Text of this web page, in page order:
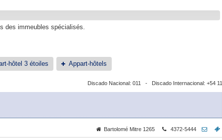
des immeubles spécialisés.
hôtel 3 étoiles Appart-hôtels
Discado Nacional: 011 - Discado Internacional: +54 11
Bartolomé Mitre 1265 4372-5444